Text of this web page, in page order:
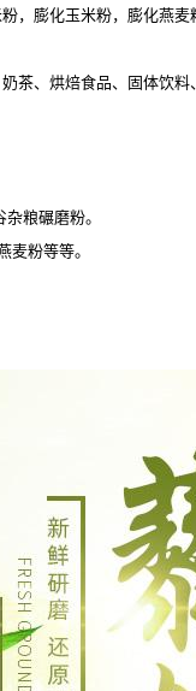
，膨化玉米粉，膨化燕麦
茶、烘焙食品、固体饮
粮碾磨粉。
麦粉等等。